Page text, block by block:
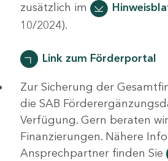
zusätzlich im
10/2024).
Link zum Förderportal
Zur Sicherung der
die SAB
Verfügung. Gern beraten
Finanzierungen. Nähere
Ansprechpartner finden Sie